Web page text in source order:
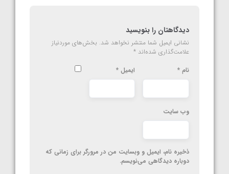
دیدگاهتان را بنویسید
نشانی ایمیل شما منتشر نخواهد شد. بخش‌های موردنیاز
علامت‌گذاری شده‌اند *
نام * ایمیل *
وب‌ سایت
ذخیره نام، ایمیل و وبسایت من در مرورگر برای زمانی که
دوباره دیدگاهی می‌نویسم.